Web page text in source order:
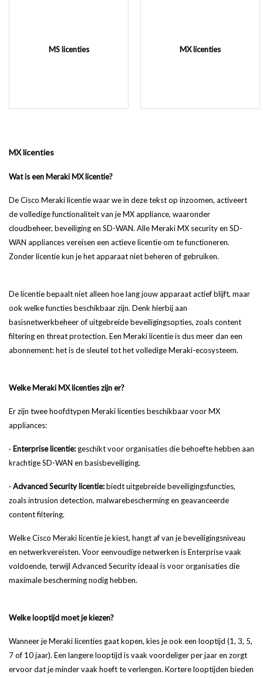
MS licenties MX licenties
MX licenties
Wat is een Meraki MX licentie?
De Cisco Meraki licentie waar we in deze tekst op inzoomen, activeert
de volledige functionaliteit van je MX appliance, waaronder
cloudbeheer, beveiliging en SD-WAN. Alle Meraki MX security en SD-
WAN appliances vereisen een actieve licentie om te functioneren.
Zonder licentie kun je het apparaat niet beheren of gebruiken.
De licentie bepaalt niet alleen hoe lang jouw apparaat actief blijft, maar
ook welke functies beschikbaar zijn. Denk hierbij aan
basisnetwerkbeheer of uitgebreide beveiligingsopties, zoals content
filtering en threat protection. Een Meraki licentie is dus meer dan een
abonnement: het is de sleutel tot het volledige Meraki-ecosysteem.
Welke Meraki MX licenties zijn er?
Er zijn twee hoofdtypen Meraki licenties beschikbaar voor MX
appliances:
· Enterprise licentie: geschikt voor organisaties die behoefte hebben aan
krachtige SD-WAN en basisbeveiliging.
· Advanced Security licentie:biedt uitgebreide beveiligingsfuncties,
zoals intrusion detection, malwarebescherming en geavanceerde
content filtering.
Welke Cisco Meraki licentie je kiest, hangt af van je beveiligingsniveau
en netwerkvereisten. Voor eenvoudige netwerken is Enterprise vaak
voldoende, terwijl Advanced Security ideaal is voor organisaties die
maximale bescherming nodig hebben.
Welke looptijd moet je kiezen?
Wanneer je Meraki licenties gaat kopen, kies je ook een looptijd (1, 3, 5,
7 of 10 jaar). Een langere looptijd is vaak voordeliger per jaar en zorgt
ervoor dat je minder vaak hoeft te verlengen. Kortere looptijden bieden